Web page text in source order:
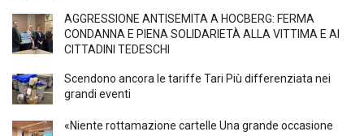
AGGRESSIONE ANTISEMITA A HÖCBERG: FERMA
CONDANNA E PIENA SOLIDARIETÀ ALLA VITTIMA E AI
CITTADINI TEDESCHI
Scendono ancora le tariffe Tari Più differenziata nei
grandi eventi
«Niente rottamazione cartelle Una grande occasione